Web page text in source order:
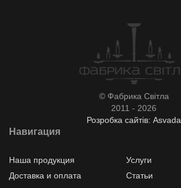
© Фабрика Світла
2011 - 2026
Розробка сайтів: Asvada
Навигация
Наша продукция
Услуги
Доставка и оплата
Статьи